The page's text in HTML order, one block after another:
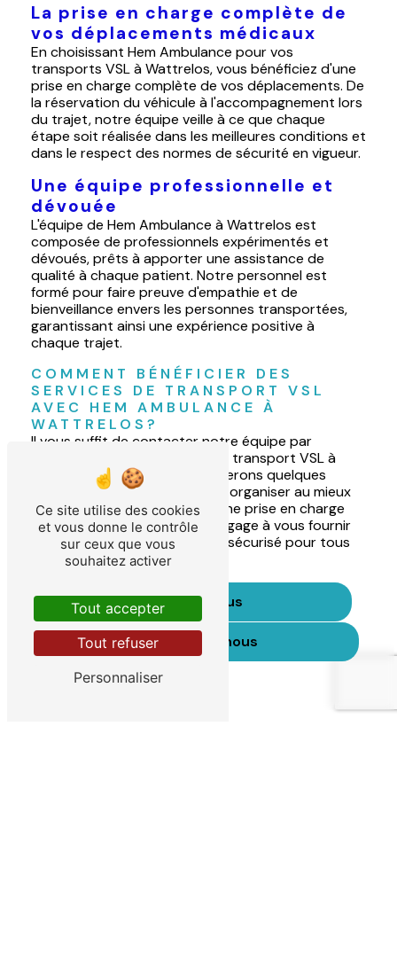
La prise en charge complète de
vos déplacements médicaux
En choisissant Hem Ambulance pour vos
transports VSL à Wattrelos, vous bénéficiez d'une
prise en charge complète de vos déplacements. De
la réservation du véhicule à l'accompagnement lors
du trajet, notre équipe veille à ce que chaque
étape soit réalisée dans les meilleures conditions et
dans le respect des normes de sécurité en vigueur.
Une équipe professionnelle et
dévouée
L'équipe de Hem Ambulance à Wattrelos est
composée de professionnels expérimentés et
dévoués, prêts à apporter une assistance de
qualité à chaque patient. Notre personnel est
formé pour faire preuve d'empathie et de
bienveillance envers les personnes transportées,
garantissant ainsi une expérience positive à
chaque trajet.
COMMENT BÉNÉFICIER DES
SERVICES DE TRANSPORT VSL
AVEC HEM AMBULANCE À
WATTRELOS?
Il vous suffit de contacter notre équipe par
téléphone pour réserver votre transport VSL à
Wattrelos. Nous vous demanderons quelques
informations essentielles pour organiser au mieux
votre trajet et vous garantir une prise en charge
optimale. Hem Ambulance s'engage à vous fournir
un service de qualité, fiable et sécurisé pour tous
vos déplacements médicaux.
En savoir plus
Contactez-nous
Ce site utilise des cookies
et vous donne le contrôle
sur ceux que vous
souhaitez activer
Tout accepter
Tout refuser
Personnaliser